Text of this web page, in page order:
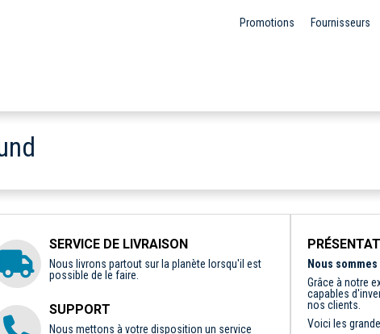
Promotions Fournisseurs
SERVICE DE LIVRAISON
Nous livrons partout sur la planète lorsqu'il est
possible de le faire.
SUPPORT
Nous mettons à votre disposition un service
Nous
Grâce à notre
capables
nos clients.
Voici les